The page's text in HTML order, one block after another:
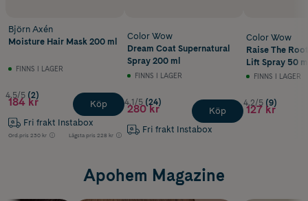
Björn Axén
Moisture Hair Mask 200 ml
FINNS I LAGER
4.5/5 (2)
184 kr
Fri frakt Instabox
Ord.pris 230 kr Lägsta pris 228 kr
Köp
Color Wow
Dream Coat Supernatural
Spray 200 ml
FINNS I LAGER
4.1/5 (24)
280 kr
Fri frakt Instabox
Köp
Color Wow
Raise The
Lift Spray 50
FINNS I LAGER
4.2/5 (9)
127 kr
Apohem Magazine